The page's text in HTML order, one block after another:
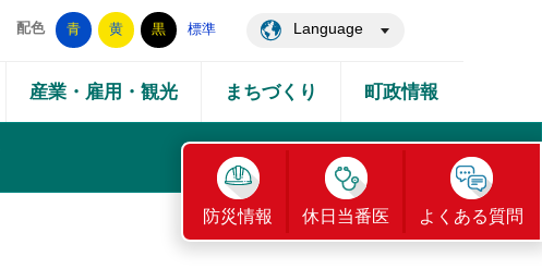
配色 青 黄 黒 標準 Language
産業・雇用・観光 まちづくり 町政情報
防災情報 休日当番医 よくある質問